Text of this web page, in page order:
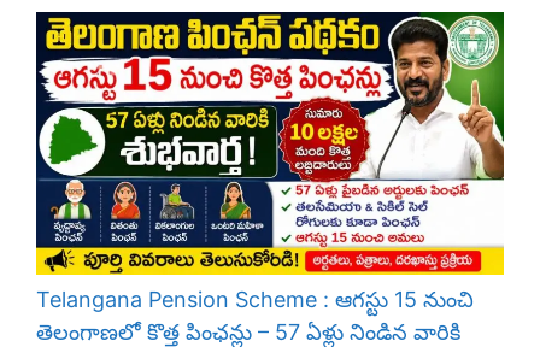
Telangana Pension Scheme : ఆగస్టు 15 నుంచి
తెలంగాణలో కొత్త పింఛన్లు – 57 ఏళ్లు నిండిన వారికి